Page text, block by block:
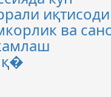
ва
қ�